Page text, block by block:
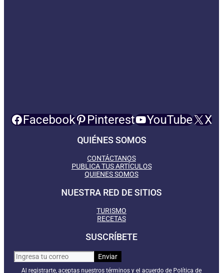
Facebook Pinterest YouTube X
QUIÉNES SOMOS
CONTÁCTANOS
PUBLICA TUS ARTÍCULOS
QUIENES SOMOS
NUESTRA RED DE SITIOS
TURISMO
RECETAS
SUSCRÍBETE
Al registrarte, aceptas nuestros términos y el acuerdo de Política de